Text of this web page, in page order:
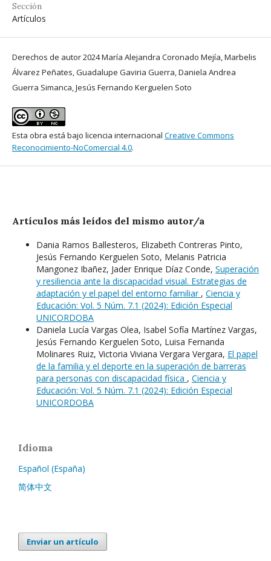
Sección
Artículos
Derechos de autor 2024 María Alejandra Coronado Mejía, Marbelis
Álvarez Peñates, Guadalupe Gaviria Guerra, Daniela Andrea
Guerra Simanca, Jesús Fernando Kerguelen Soto
Esta obra está bajo licencia internacional Creative Commons
Reconocimiento-NoComercial 4.0.
Artículos más leídos del mismo autor/a
Dania Ramos Ballesteros, Elizabeth Contreras Pinto,
Jesús Fernando Kerguelen Soto, Melanis Patricia
Mangonez Ibañez, Jader Enrique Díaz Conde, Superación
y resiliencia ante la discapacidad visual. Estrategias de
adaptación y el papel del entorno familiar , Ciencia y
Educación: Vol. 5 Núm. 7.1 (2024): Edición Especial
UNICORDOBA
Daniela Lucía Vargas Olea, Isabel Sofía Martínez Vargas,
Jesús Fernando Kerguelen Soto, Luisa Fernanda
Molinares Ruiz, Victoria Viviana Vergara Vergara, El papel
de la familia y el deporte en la superación de barreras
para personas con discapacidad física , Ciencia y
Educación: Vol. 5 Núm. 7.1 (2024): Edición Especial
UNICORDOBA
Idioma
Español (España)
简体中文
Enviar un artículo